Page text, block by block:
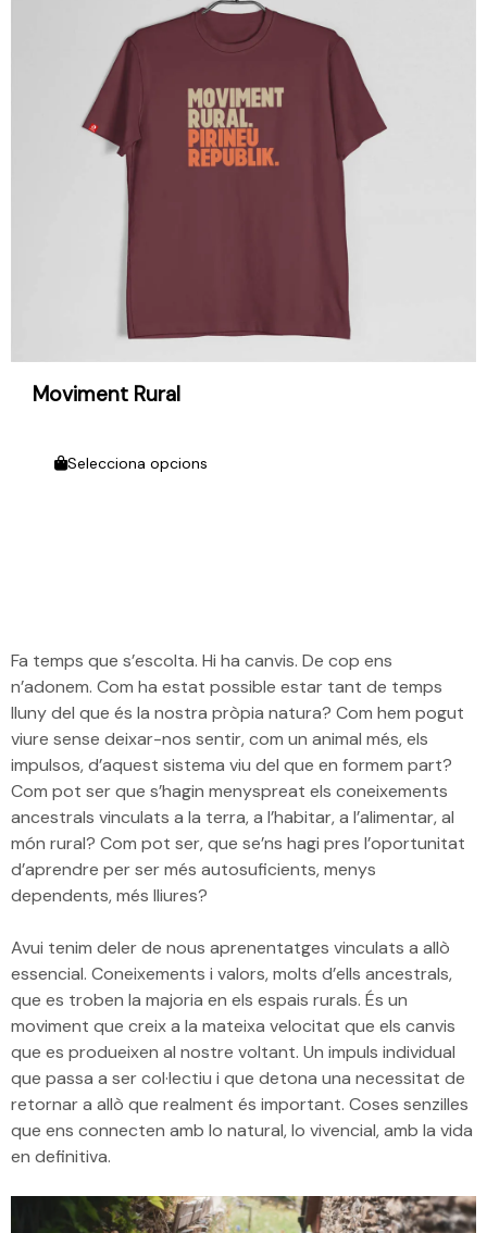
Moviment Rural
Selecciona opcions
Fa temps que s’escolta. Hi ha canvis. De cop ens
n’adonem. Com ha estat possible estar tant de temps
lluny del que és la nostra pròpia natura? Com hem pogut
viure sense deixar-nos sentir, com un animal més, els
impulsos, d’aquest sistema viu del que en formem part?
Com pot ser que s’hagin menyspreat els coneixements
ancestrals vinculats a la terra, a l’habitar, a l’alimentar, al
món rural? Com pot ser, que se’ns hagi pres l’oportunitat
d’aprendre per ser més autosuficients, menys
dependents, més lliures?
Avui tenim deler de nous aprenentatges vinculats a allò
essencial. Coneixements i valors, molts d’ells ancestrals,
que es troben la majoria en els espais rurals. És un
moviment que creix a la mateixa velocitat que els canvis
que es produeixen al nostre voltant. Un impuls individual
que passa a ser col·lectiu i que detona una necessitat de
retornar a allò que realment és important. Coses senzilles
que ens connecten amb lo natural, lo vivencial, amb la vida
en definitiva.